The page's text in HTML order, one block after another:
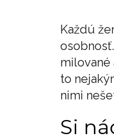
Každú
milované
to
nimi
Si